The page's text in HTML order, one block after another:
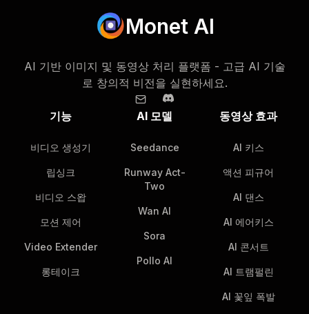
Monet AI
AI 기반 이미지 및 동영상 처리 플랫폼 - 고급 AI 기술
로 창의적 비전을 실현하세요.
기능
비디오 생성기
립싱크
비디오 스왑
모션 제어
Video Extender
롱테이크
AI 모델
Seedance
Runway Act-
Two
Wan AI
Sora
Pollo AI
동영상 효과
AI 키스
액션 피규어
AI 댄스
AI 에어키스
AI 콘서트
AI 트램펄린
AI 꽃잎 폭발